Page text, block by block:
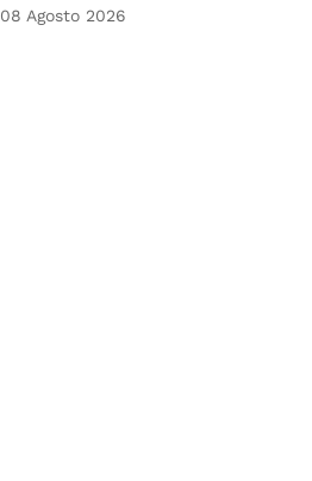
08 Agosto 2026